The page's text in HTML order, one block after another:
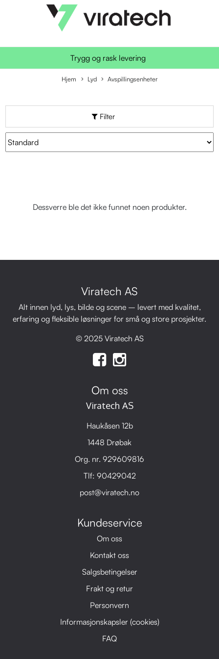
Trygg og rask levering
Hjem Lyd Avspillingsenheter
Filter
Dessverre ble det ikke funnet noen produkter.
Viratech AS
Alt innen lyd, lys, bilde og scene – levert med kvalitet,
erfaring og fleksible løsninger for små og store prosjekter.
© 2025 Viratech AS
Om oss
Viratech AS
Haukåsen 12b
1448 Drøbak
Org. nr. 929609816
Tlf: 90429042
post@viratech.no
Kundeservice
Om oss
Kontakt oss
Salgsbetingelser
Frakt og retur
Personvern
Informasjonskapsler (cookies)
FAQ